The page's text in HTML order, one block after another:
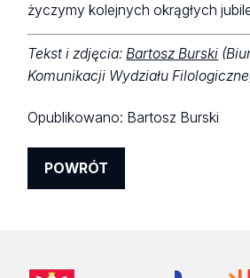
życzymy kolejnych okrągłych
Tekst i zdjęcia:Bartosz Burski
Komunikacji Wydziału
Opublikowano: Bartosz Burski
POWRÓT